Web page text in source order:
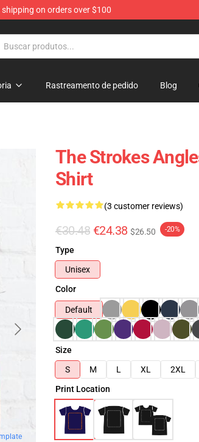
shipping on orders over $100
Rastreamento de pedido Blog
The Strokes
Shirt
(3 customer reviews)
€30.48 €24.38 $26.50 -20%
Type
Unisex
Color
Default
Size
S
M L XL 2XL
Print Location